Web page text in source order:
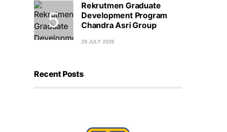
Rekrutmen Graduate
Development Program
Chandra Asri Group
29 JULY 2026
Recent Posts